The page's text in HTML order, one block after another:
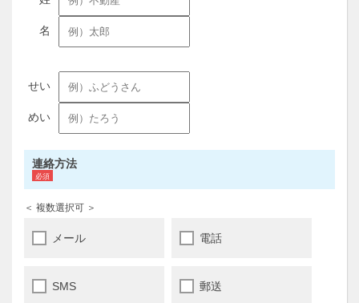
連絡方法
＜ 複数選択可 ＞
メール 電話
SMS 郵送